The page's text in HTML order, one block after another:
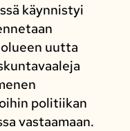
käynnistyi
uutta
politiikan
vastaamaan.